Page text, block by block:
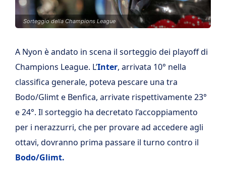
Sorteggio della Champions League
A Nyon è andato in scena il sorteggio dei playoff di
Champions League. L’Inter, arrivata 10° nella
classifica generale, poteva pescare una tra
Bodo/Glimt e Benfica, arrivate rispettivamente 23°
e 24°. Il sorteggio ha decretato l’accoppiamento
per i nerazzurri, che per provare ad accedere agli
ottavi, dovranno prima passare il turno contro il
Bodo/Glimt.